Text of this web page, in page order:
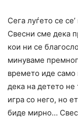
Сега луѓето се
Свесни сме дека
кои ни се
минуваме
времето иде само
дека на детето не
игра со него, но
биде мирно…